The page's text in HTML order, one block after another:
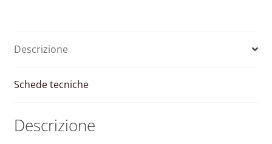
con
a
PV
Descrizione
Schede tecniche
Descrizione